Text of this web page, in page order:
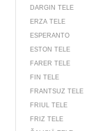
DARGIN TELE
ERZA TELE
ESPERANTO
ESTON TELE
FARER TELE
FIN TELE
FRANTSUZ TELE
FRIUL TELE
FRIZ TELE